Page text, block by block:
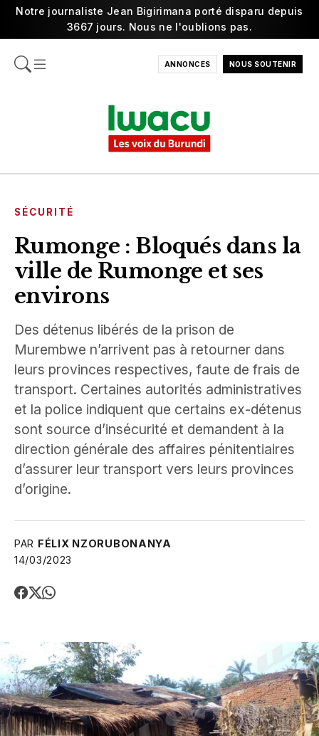
Notre journaliste Jean Bigirimana porté disparu depuis
3667 jours. Nous ne l'oublions pas.
ANNONCES NOUS SOUTENIR
SÉCURITÉ
Rumonge : Bloqués dans la
ville de Rumonge et ses
environs
Des détenus libérés de la prison de
Murembwe n’arrivent pas à retourner dans
leurs provinces respectives, faute de frais de
transport. Certaines autorités administratives
et la police indiquent que certains ex-détenus
sont source d’insécurité et demandent à la
direction générale des affaires pénitentiaires
d’assurer leur transport vers leurs provinces
d’origine.
PAR FÉLIX NZORUBONANYA
14/03/2023